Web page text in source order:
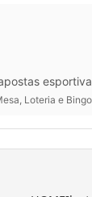
Loteria e Bingo